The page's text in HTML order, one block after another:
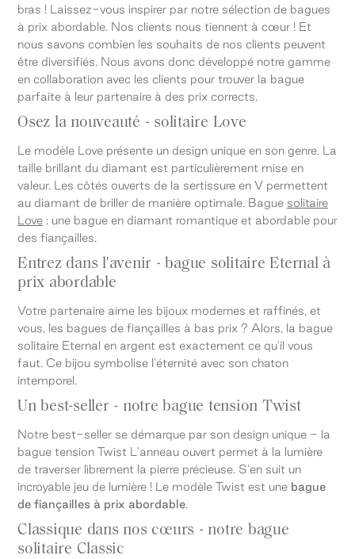
bras ! Laissez-vous inspirer par notre sélection de bagues
à prix abordable. Nos clients nous tiennent à cœur ! Et
nous savons combien les souhaits de nos clients peuvent
être diversifiés. Nous avons donc développé notre gamme
en collaboration avec les clients pour trouver la bague
parfaite à leur partenaire à des prix corrects.
Osez la nouveauté - solitaire Love
Le modèle Love présente un design unique en son genre. La
taille brillant du diamant est particulièrement mise en
valeur. Les côtés ouverts de la sertissure en V permettent
au diamant de briller de manière optimale. Bague solitaire
Love : une bague en diamant romantique et abordable pour
des fiançailles.
Entrez dans l'avenir - bague solitaire Eternal à
prix abordable
Votre partenaire aime les bijoux modernes et raffinés, et
vous, les bagues de fiançailles à bas prix ? Alors, la bague
solitaire Eternal en argent est exactement ce qu'il vous
faut. Ce bijou symbolise l'éternité avec son chaton
intemporel.
Un best-seller - notre bague tension Twist
Notre best-seller se démarque par son design unique - la
bague tension Twist L'anneau ouvert permet à la lumière
de traverser librement la pierre précieuse. S'en suit un
incroyable jeu de lumière ! Le modèle Twist est une bague
de fiançailles à prix abordable.
Classique dans nos cœurs - notre bague
solitaire Classic